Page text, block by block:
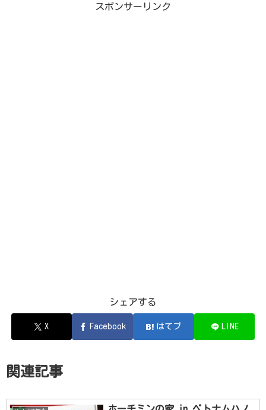
スポンサーリンク
シェアする
X Facebook はてブ LINE
関連記事